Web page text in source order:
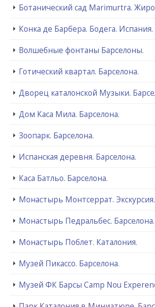
Ботанический сад Marimurtra.
Конка де Барбера. Бодега. Испания.
Волшебные фонтаны Барселоны.
Готический квартал. Барселона.
Дворец каталонской Музыки.
Дом Каса Мила. Барселона.
Зоопарк. Барселона.
Испанская деревня. Барселона.
Каса Батльо. Барселона.
Монастырь Монтсеррат. Экскурсия.
Монастырь Педральбес. Барселона.
Монастырь Поблет. Каталония.
Музей Пикассо. Барселона.
Музей ФК Барсы Camp Nou